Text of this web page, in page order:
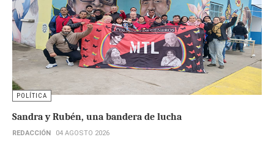
POLÍTICA
Sandra y Rubén, una bandera de lucha
REDACCIÓN 04 AGOSTO 2026